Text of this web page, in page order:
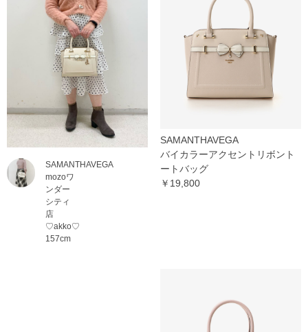
SAMANTHAVEGA
mozoワ
ンダー
シティ
店
♡akko♡
157cm
SAMANTHAVEGA
バイカラーアクセントリボント
ートバッグ
￥19,800